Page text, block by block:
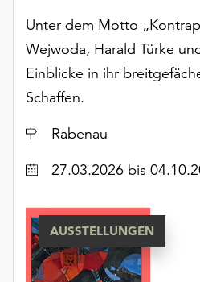
Möchten
Sie
die
verwendeten
Cookies
erreichen
die
über
die
Schaltfläche
„Auswählen“.
Unter dem Motto
Wejwoda, Harald Türke
Einblicke in ihr
Schaffen.
Ort
Rabenau
Datum27.03.2026 bis
AUSSTELLUNGEN